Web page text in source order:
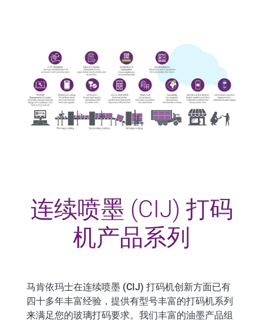
连续喷墨 (CIJ) 打码
机产品系列
马肯依玛士在连续喷墨 (CIJ) 打码机创新方面已有
四十多年丰富经验，提供有型号丰富的打码机系列
来满足您的玻璃打码要求。 我们丰富的油墨产品组